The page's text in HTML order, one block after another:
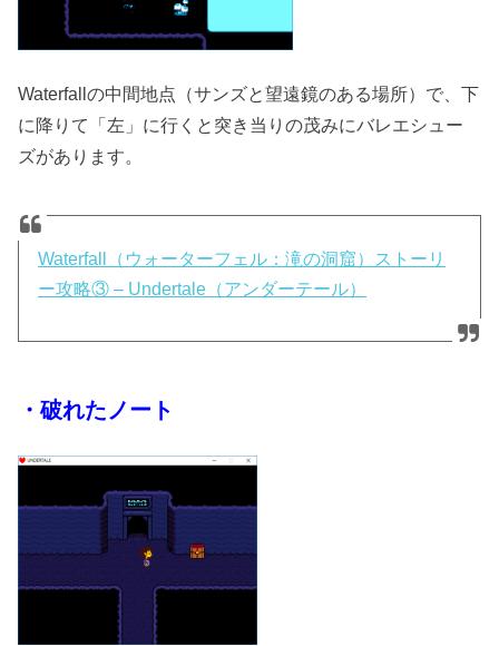
Waterfallの中間地点（サンズと望遠鏡のある場所）で、下
に降りて「左」に行くと突き当りの茂みにバレエシュー
ズがあります。
Waterfall（ウォーターフェル：滝の洞窟）ストーリ
ー攻略③ – Undertale（アンダーテール）
・破れたノート